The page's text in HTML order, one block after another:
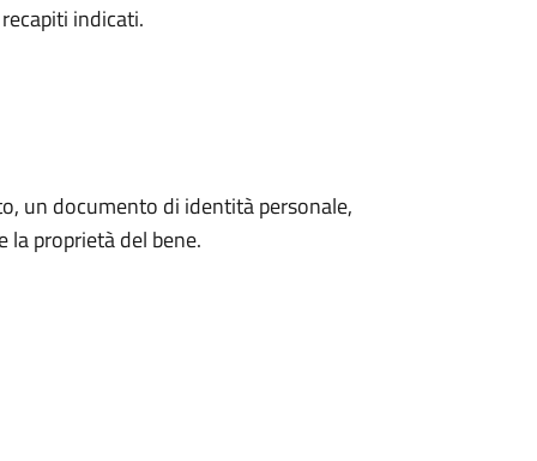
indicati.
un documento di identità personale,
proprietà del bene.